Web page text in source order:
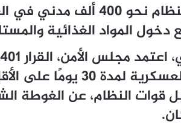
وتحاصر قوات النظام نحو
بوقف الأعمال
قوات النظام، عن الغوطة